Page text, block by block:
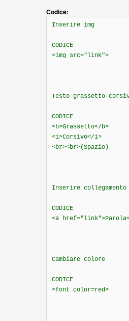
Profilo
Codice:
Inserire img
CODICE
<img src="link">
Testo grassetto-
CODICE
<b>Grassetto</b>
<i>Corsivo</i>
<br><br>(Spazio)
Inserire collegamento
CODICE
<a
Cambiare colore
CODICE
<font color=red>